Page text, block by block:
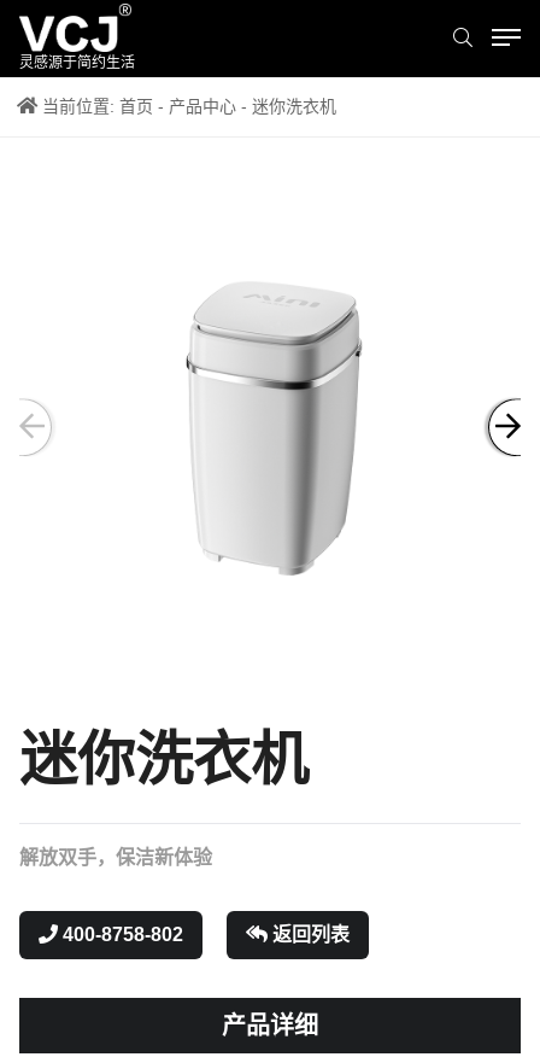
灵感源于简约生活
当前位置: 首页 - 产品中心- 迷你洗衣机
迷你洗衣机
解放双手，保洁新体验
400-8758-802 返回列表
产品详细